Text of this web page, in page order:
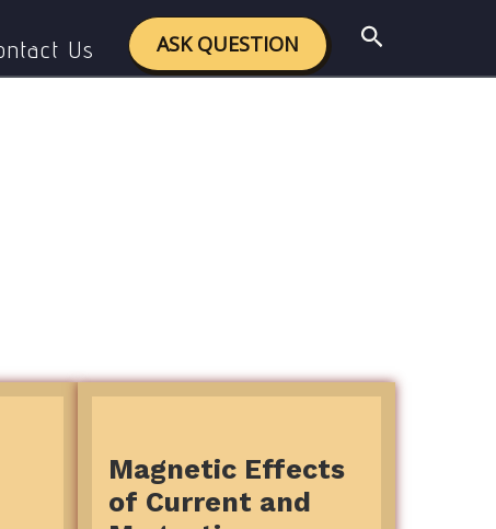
Us ASK QUESTION Search
Magnetic Effects
of Current and